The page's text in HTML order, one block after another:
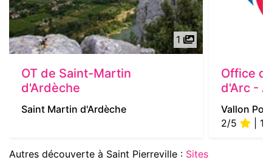
1
OT de Saint-Martin
d'Ardèche
Saint Martin d'Ardèche
Office
d'Arc -
Vallon
2/5
| 1
Autres découverte à Saint Pierreville : Sites